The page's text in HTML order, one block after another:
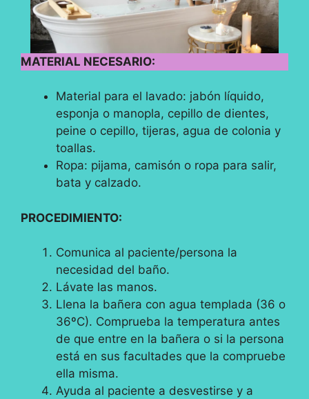
MATERIAL NECESARIO:
Material para el lavado: jabón líquido,
esponja o manopla, cepillo de dientes,
peine o cepillo, tijeras, agua de colonia y
toallas.
Ropa: pijama, camisón o ropa para salir,
bata y calzado.
PROCEDIMIENTO:
Comunica al paciente/persona la
necesidad del baño.
Lávate las manos.
Llena la bañera con agua templada (36 o
36ºC). Comprueba la temperatura antes
de que entre en la bañera o si la persona
está en sus facultades que la compruebe
ella misma.
Ayuda al paciente a desvestirse y a